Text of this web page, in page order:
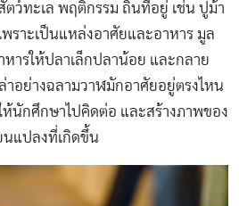
ตว์ทะเล พฤติกรรม ถิ่นที่อยู่ เช่น ปูม้า
ราะเป็นแหล่งอาศัยและอาหาร มูล
ารให้ปลาเล็กปลาน้อย และกลาย
อย่างฉลามวาฬมักอาศัยอยู่ตรงไหน
นักศึกษาไปคิดต่อ และสร้างภาพของ
นแปลงที่เกิดขึ้น